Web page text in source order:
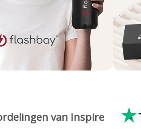
van Inspire